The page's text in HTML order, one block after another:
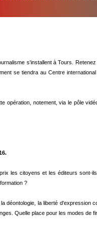
s'installent à Tours.
se tiendra au Centre
opération, notement, via le pôle
les citoyens et les éditeurs sont-
?
déontologie, la liberté d'expression
Quelle place pour les modes de